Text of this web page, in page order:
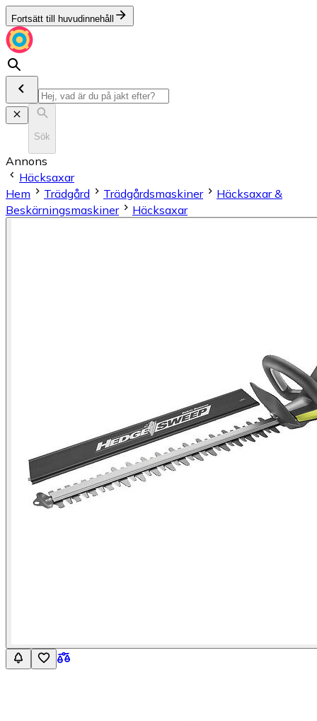
Fortsätt till huvudinnehåll
Sök
Annons
Häcksaxar
Hem
Trädgård Trädgårdsmaskiner
Häcksaxar &
Beskärningsmaskiner
Häcksaxar